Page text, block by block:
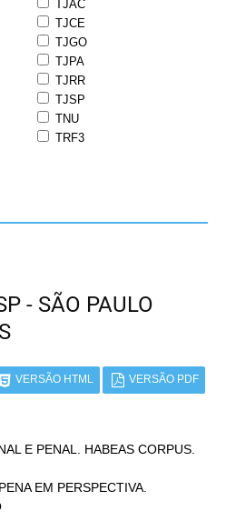
TJAC
TJCE
TJGO
TJPA
TJRR
TJSP
TNU
TRF3
- SÃO PAULO
VERSÃO HTML VERSÃO PDF
E PENAL. HABEAS CORPUS.